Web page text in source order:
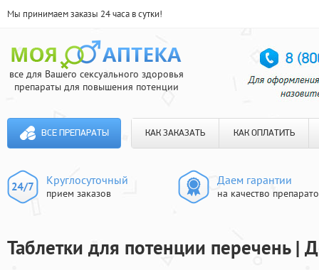
Мы принимаем заказы 24 часа в сутки!
все для Вашего сексуального здоровья
препараты для повышения потенции
ВСЕ ПРЕПАРАТЫ КАК ЗАКАЗАТЬ КАК ОПЛАТИТЬ
Круглосуточный
прием заказов
Даем гарантии
на качество
Таблетки для потенции перечень |